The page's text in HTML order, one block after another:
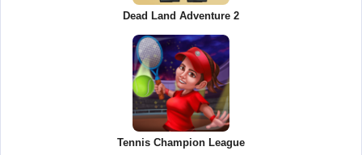
Dead Land Adventure 2
Tennis Champion League